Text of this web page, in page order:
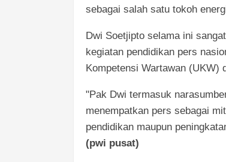
sebagai salah satu tokoh
Dwi Soetjipto selama ini
kegiatan pendidikan pers
Kompetensi Wartawan (UKW)
"Pak Dwi termasuk
menempatkan pers sebagai
pendidikan maupun
(pwi pusat)